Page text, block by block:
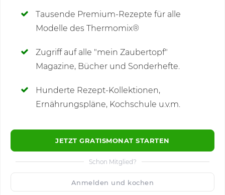
Tausende Premium-Rezepte für alle
Modelle des Thermomix®
Zugriff auf alle "mein Zaubertopf"
Magazine, Bücher und Sonderhefte.
Hunderte Rezept-Kollektionen,
Ernährungspläne, Kochschule u.v.m.
JETZT GRATISMONAT STARTEN
Schon Mitglied?
Anmelden und kochen
Kommentare(1)
🙂 1500 Speichern